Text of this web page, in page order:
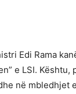
Edi Rama
e LSI. Kështu,
në mbledhjet